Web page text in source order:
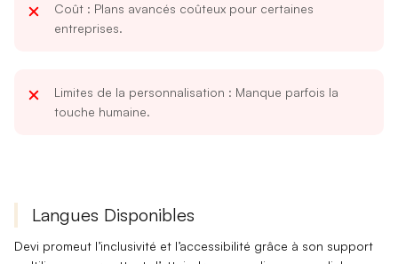
Coût : Plans avancés coûteux pour certaines
entreprises.
Limites de la personnalisation : Manque parfois la
touche humaine.
Langues Disponibles
Devi promeut l’inclusivité et l’accessibilité grâce à son support